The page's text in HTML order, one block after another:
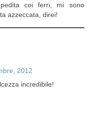
coi ferri, mi sono
azzeccata, direi!
2012
incredibile!